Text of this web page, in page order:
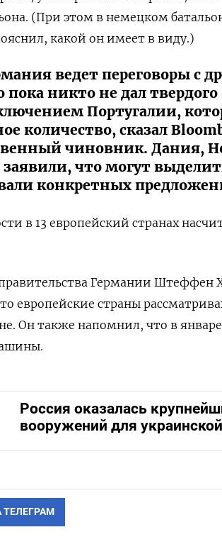
(При этом в немецком
какой он имеет в виду.)
ведет переговоры с
пока никто не дал
Португалии,
количество, сказал
чиновник. Дания,
что могут
конкретных
в 13 европейский странах
Германии Штеффен
европейские страны
Он также напомнил, что в
Россия оказалась
вооружений для
ТЕЛЕГРАМ